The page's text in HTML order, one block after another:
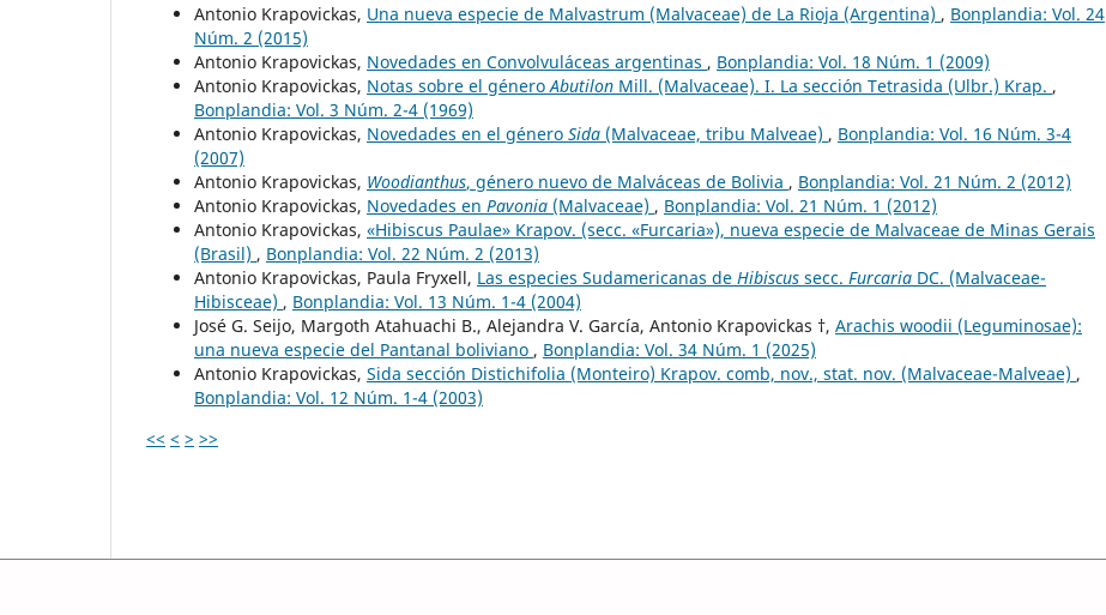
Antonio Krapovickas, Una nueva especie de Malvastrum (Malvaceae) de La Rioja (Argentina) , Bonplandia: Vol. 24
Núm. 2 (2015)
Antonio Krapovickas, Novedades en Convolvuláceas argentinas , Bonplandia: Vol. 18 Núm. 1 (2009)
Antonio Krapovickas, Notas sobre el géneroAbutilon Mill. (Malvaceae). I. La sección Tetrasida (Ulbr.) Krap. ,
Bonplandia: Vol. 3 Núm. 2-4 (1969)
Antonio Krapovickas, Novedades en el género Sida (Malvaceae, tribu Malveae) , Bonplandia: Vol. 16 Núm. 3-4
(2007)
Antonio Krapovickas, Woodianthus, género nuevo de Malváceas de Bolivia , Bonplandia: Vol. 21 Núm. 2 (2012)
Antonio Krapovickas, Novedades en Pavonia (Malvaceae) , Bonplandia: Vol. 21 Núm. 1 (2012)
Antonio Krapovickas, «Hibiscus Paulae» Krapov. (secc. «Furcaria»), nueva especie de Malvaceae de Minas Gerais
(Brasil) , Bonplandia: Vol. 22 Núm. 2 (2013)
Antonio Krapovickas, Paula Fryxell, Las especies Sudamericanas de Hibiscus secc. Furcaria DC. (Malvaceae-
Hibisceae) , Bonplandia: Vol. 13 Núm. 1-4 (2004)
José G. Seijo, Margoth Atahuachi B., Alejandra V. García, Antonio Krapovickas †, Arachis woodii (Leguminosae):
una nueva especie del Pantanal boliviano , Bonplandia: Vol. 34 Núm. 1 (2025)
Antonio Krapovickas, Sida sección Distichifolia (Monteiro) Krapov. comb, nov., stat. nov. (Malvaceae-Malveae) ,
Bonplandia: Vol. 12 Núm. 1-4 (2003)
<< < > >>